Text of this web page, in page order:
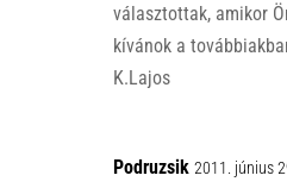
választottak, amikor
kívánok a
K.Lajos
Podruzsik 2011. június